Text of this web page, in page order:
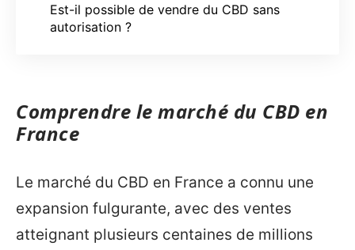
Est-il possible de vendre du CBD sans
autorisation ?
Comprendre le marché du CBD en
France
Le marché du CBD en France a connu une
expansion fulgurante, avec des ventes
atteignant plusieurs centaines de millions